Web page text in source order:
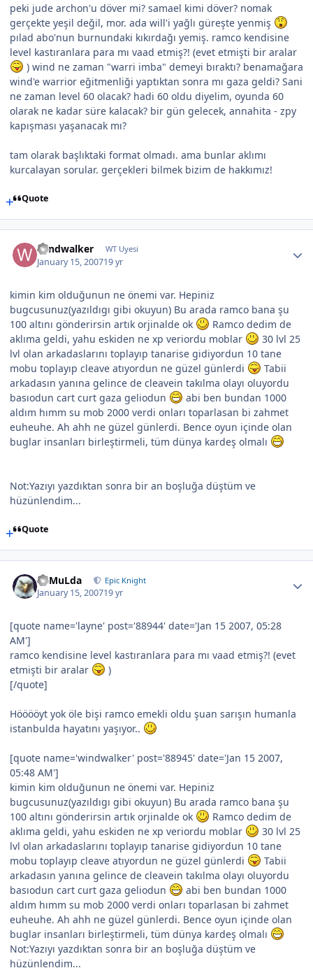
peki jude archon'u döver mi? samael kimi döver? nomak
gerçekte yeşil değil, mor. ada will'i yağlı güreşte yenmiş
pılad abo'nun burnundaki kıkırdağı yemiş. ramco kendisine
level kastıranlara para mı vaad etmiş?! (evet etmişti bir aralar
) wind ne zaman "warri imba" demeyi bıraktı? benamağara
wind'e warrior eğitmenliği yaptıktan sonra mı gaza geldi? Sani
ne zaman level 60 olacak? hadi 60 oldu diyelim, oyunda 60
olarak ne kadar süre kalacak? bir gün gelecek, annahita - zpy
kapışması yaşanacak mı?
tam olarak başlıktaki format olmadı. ama bunlar aklımı
kurcalayan sorular. gerçekleri bilmek bizim de hakkımız!
Quote
windwalker WT Uyesi
January 15, 200719 yr
kimin kim olduğunun ne önemi var. Hepiniz
bugcusunuz(yazıldıgı gibi okuyun) Bu arada ramco bana şu
100 altını gönderirsin artık orjinalde ok
Ramco dedim de
aklıma geldi, yahu eskiden ne xp veriordu moblar
30 lvl 25
lvl olan arkadaslarını toplayıp tanarise gidiyordun 10 tane
mobu toplayıp cleave atıyordun ne güzel günlerdi
Tabii
arkadasın yanına gelince de cleavein takılma olayı oluyordu
basıodun cart curt gaza geliodun
abi ben bundan 1000
aldım hımm su mob 2000 verdi onları toparlasan bi zahmet
euheuhe. Ah ahh ne güzel günlerdi. Bence oyun içinde olan
buglar insanları birleştirmeli, tüm dünya kardeş olmalı
Not:Yazıyı yazdıktan sonra bir an boşluğa düştüm ve
hüzünlendim...
Quote
RaMuLda Epic Knight
January 15, 200719 yr
[quote name='layne' post='88944' date='Jan 15 2007, 05:28
AM']
ramco kendisine level kastıranlara para mı vaad etmiş?! (evet
etmişti bir aralar
)
[/quote]
Hööööyt yok öle bişi ramco emekli oldu şuan sarışın humanla
istanbulda hayatını yaşıyor..
[quote name='windwalker' post='88945' date='Jan 15 2007,
05:48 AM']
kimin kim olduğunun ne önemi var. Hepiniz
bugcusunuz(yazıldıgı gibi okuyun) Bu arada ramco bana şu
100 altını gönderirsin artık orjinalde ok
Ramco dedim de
aklıma geldi, yahu eskiden ne xp veriordu moblar
30 lvl 25
lvl olan arkadaslarını toplayıp tanarise gidiyordun 10 tane
mobu toplayıp cleave atıyordun ne güzel günlerdi
Tabii
arkadasın yanına gelince de cleavein takılma olayı oluyordu
basıodun cart curt gaza geliodun
abi ben bundan 1000
aldım hımm su mob 2000 verdi onları toparlasan bi zahmet
euheuhe. Ah ahh ne güzel günlerdi. Bence oyun içinde olan
buglar insanları birleştirmeli, tüm dünya kardeş olmalı
Not:Yazıyı yazdıktan sonra bir an boşluğa düştüm ve
hüzünlendim...